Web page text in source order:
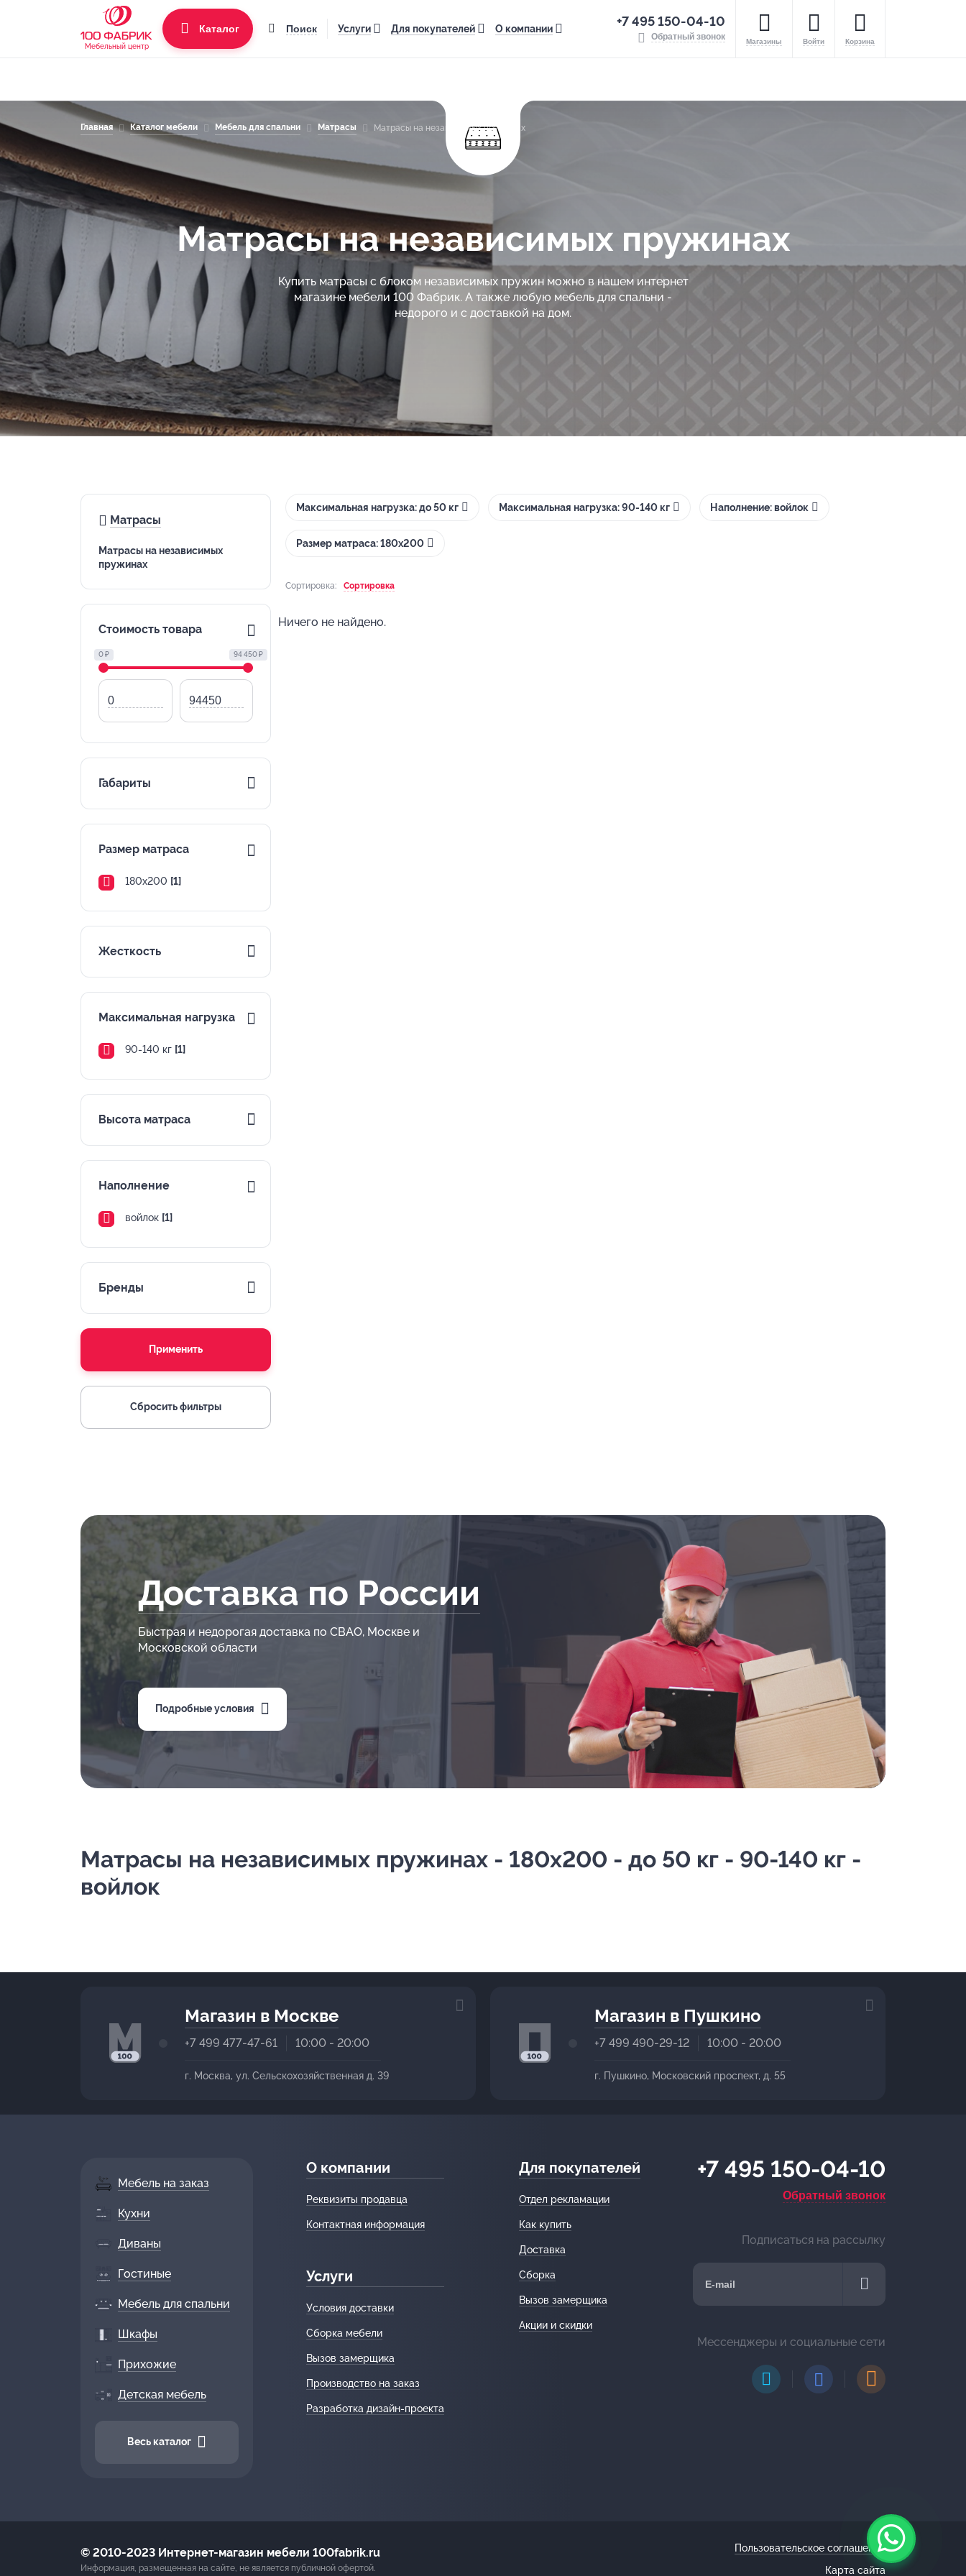
Мебельный центр
Каталог Поиск Услуги Для покупателей О компании +7 495 150-04-10
Обратный звонок Магазины Войти Корзина
Главная Каталог мебели Мебель для спальни Матрасы Матрасы на независимых пружинах
Матрасы на независимых пружинах
Купить матрасы с блоком независимых пружин можно в нашем интернет
магазине мебели 100 Фабрик. А также любую мебель для спальни -
недорого и с доставкой на дом.
Матрасы
Матрасы на независимых
пружинах
Стоимость товара
0 ₽ 94 450 ₽
Габариты
Размер матраса
180х200 [1]
Жесткость
Максимальная нагрузка
90-140 кг [1]
Высота матраса
Наполнение
войлок [1]
Бренды
Применить
Сбросить фильтры
Максимальная нагрузка: до 50 кг Максимальная нагрузка: 90-140 кг Наполнение: войлок
Размер матраса: 180х200
Сортировка: Сортировка
Ничего не найдено.
Доставка по России
Быстрая и недорогая доставка по СВАО, Москве и
Московской области
Подробные условия
Матрасы на независимых пружинах - 180х200 - до 50 кг - 90-140 кг -
войлок
Магазин в Москве
+7 499 477-47-61 10:00 - 20:00
г. Москва, ул. Сельскохозяйственная д. 39
Магазин в Пушкино
+7 499 490-29-12 10:00 - 20:00
г. Пушкино, Московский проспект, д. 55
Мебель на заказ
Кухни
Диваны
Гостиные
Мебель для спальни
Шкафы
Прихожие
Детская мебель
Весь каталог
О компании
Реквизиты продавца
Контактная информация
Услуги
Условия доставки
Сборка мебели
Вызов замерщика
Производство на заказ
Разработка дизайн-проекта
Для покупателей
Отдел рекламации
Как купить
Доставка
Сборка
Вызов замерщика
Акции и скидки
+7 495 150-04-10
Обратный звонок
Подписаться на рассылку
Мессенджеры и социальные сети
© 2010-2023 Интернет-магазин мебели 100fabrik.ru
Информация, размещенная на сайте, не является публичной офертой.
Пользовательское соглашение
Карта сайта